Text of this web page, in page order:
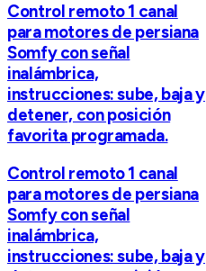
Control remoto 1 canal
para motores de persiana
Somfy con señal
inalámbrica,
instrucciones: sube, baja y
detener, con posición
favorita programada.
Control remoto 1 canal
para motores de persiana
Somfy con señal
inalámbrica,
instrucciones: sube, baja y